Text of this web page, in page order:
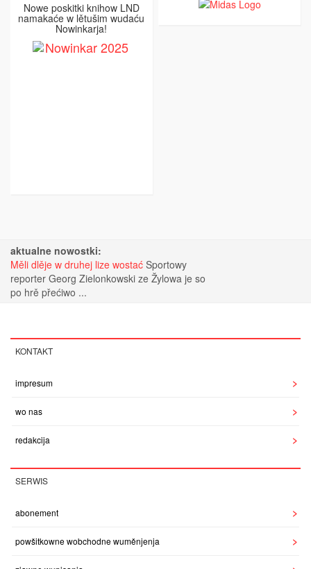
Nowe poskitki knihow LND
namakaće w lětušim wudaću
Nowinkarja!
aktualne nowostki:
Měli dlěje w druhej lize wostać Sportowy
reporter Georg Zielonkowski ze Žylowa je so
po hrě přećiwo ...
KONTAKT
impresum
wo nas
redakcija
SERWIS
abonement
powšitkowne wobchodne wuměnjenja